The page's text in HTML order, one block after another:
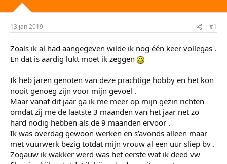
t
r
m
13 jan 2019 #1
Zoals ik al had aangegeven wilde ik nog één keer vollegas .
En dat is aardig lukt moet ik zeggen
Ik heb jaren genoten van deze prachtige hobby en het kon
nooit genoeg zijn voor mijn gevoel .
Maar vanaf dit jaar ga ik me meer op mijn gezin richten
omdat zij me de laatste 3 maanden van het jaar net zo
hard nodig hebben als de 9 maanden ervoor .
Ik was overdag gewoon werken en s’avonds alleen maar
met vuurwerk bezig totdat mijn vrouw al een uur sliep bv .
Zogauw ik wakker werd was het eerste wat ik deed vw